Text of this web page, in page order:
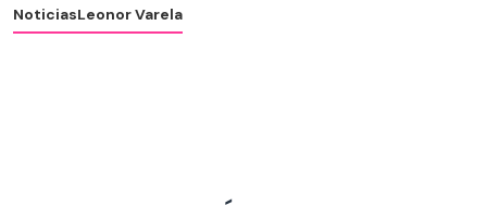
NoticiasLeonor Varela